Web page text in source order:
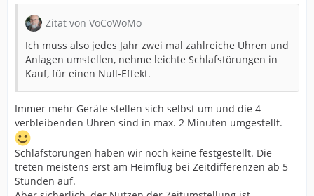
Zitat von VoCoWoMo
Ich muss also jedes Jahr zwei mal zahlreiche Uhren und
Anlagen umstellen, nehme leichte Schlafstörungen in
Kauf, für einen Null-Effekt.
Immer mehr Geräte stellen sich selbst um und die 4
verbleibenden Uhren sind in max. 2 Minuten umgestellt.
Schlafstörungen haben wir noch keine festgestellt. Die
treten meistens erst am Heimflug bei Zeitdifferenzen ab 5
Stunden auf.